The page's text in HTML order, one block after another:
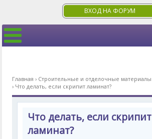
ВХОД НА ФОРУМ
Главная › Строительные и отделочные материалы
› Что делать, если скрипит ламинат?
Что делать, если скрипит
ламинат?